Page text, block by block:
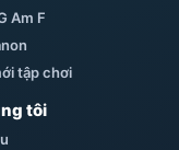
Am F
tập chơi
tôi